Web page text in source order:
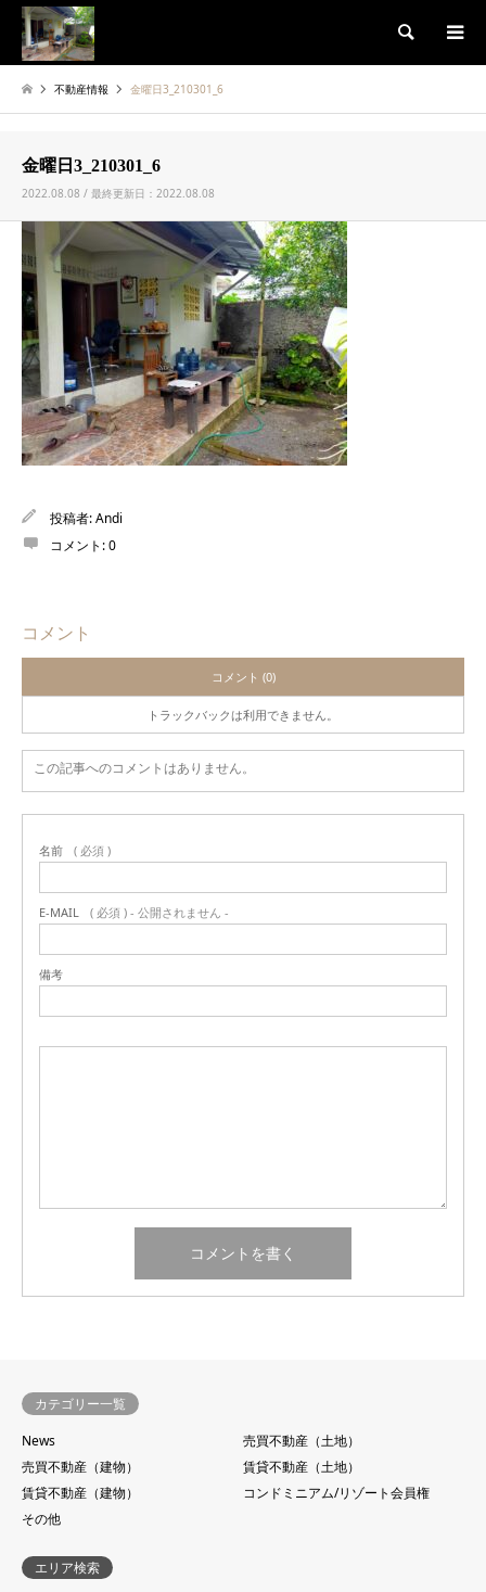
検索
不動産情報 金曜日3_210301_6
金曜日3_210301_6
2022.08.08 / 最終更新日：2022.08.08
投稿者:Andi
コメント:0
コメント
コメント (0)
トラックバックは利用できません。
この記事へのコメントはありません。
名前 ( 必須 )
E-MAIL ( 必須 ) - 公開されません -
備考
カテゴリー一覧
News
売買不動産（土地）
売買不動産（建物）
賃貸不動産（土地）
賃貸不動産（建物）
コンドミニアム/リゾート会員権
その他
エリア検索